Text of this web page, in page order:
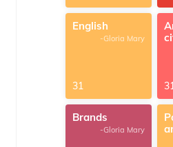
English
-Gloria Mary
31
Brands
-Gloria Mary